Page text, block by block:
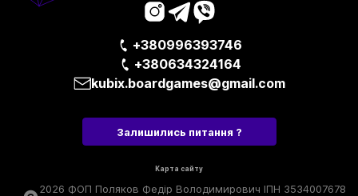
+380996393746
+380634324164
kubix.boardgames@gmail.com
Залишились питання ?
Карта сайту
2026 ФОП Поляков Федір Володимирович ІПН 3534007678